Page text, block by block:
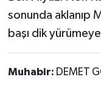
sonunda aklanıp
başı dik
Muhabir: DEMET